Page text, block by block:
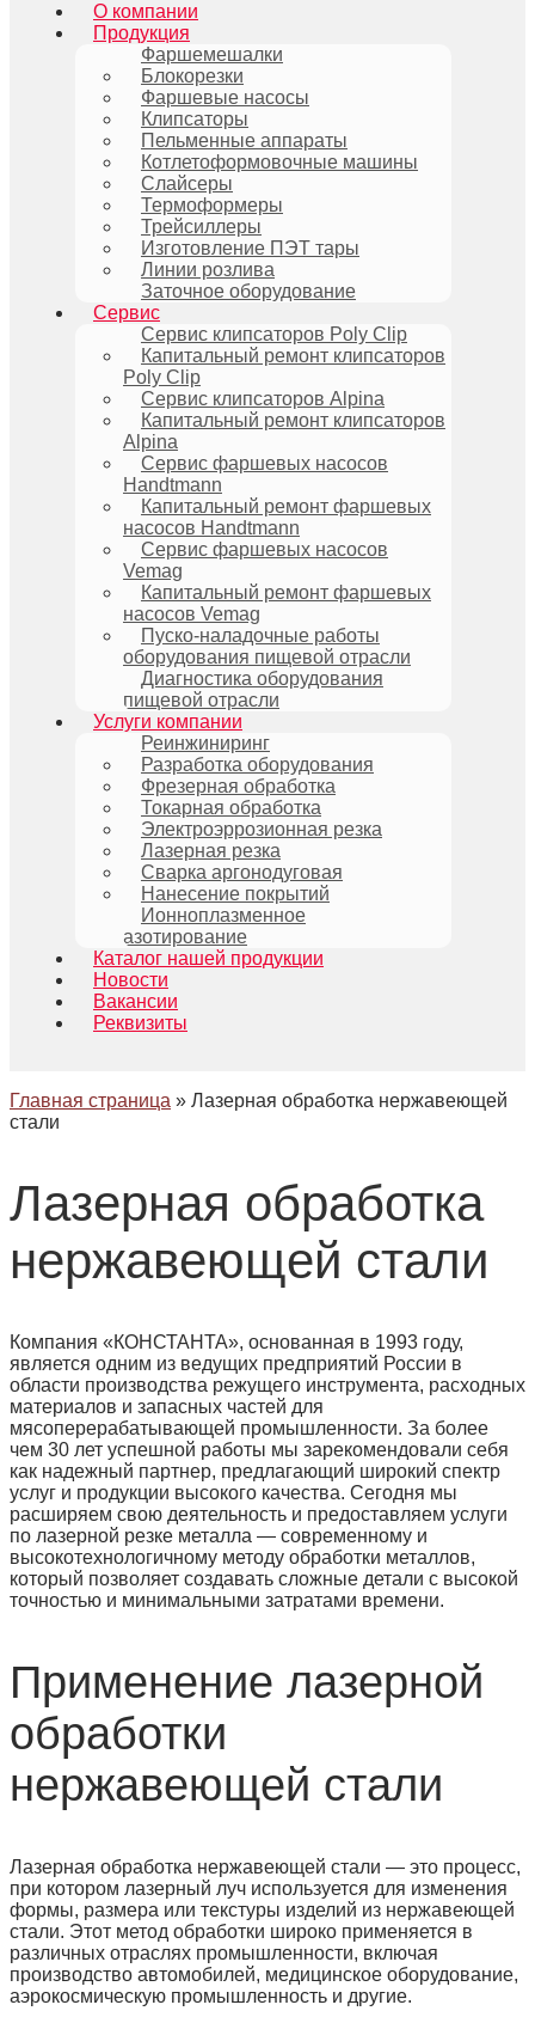
О компании
Продукция
Фаршемешалки
Блокорезки
Фаршевые насосы
Клипсаторы
Пельменные аппараты
Котлетоформовочные машины
Слайсеры
Термоформеры
Трейсиллеры
Изготовление ПЭТ тары
Линии розлива
Заточное оборудование
Сервис
Сервис клипсаторов Poly Clip
Капитальный ремонт клипсаторов
Poly Clip
Сервис клипсаторов Alpina
Капитальный ремонт клипсаторов
Alpina
Сервис фаршевых насосов
Handtmann
Капитальный ремонт фаршевых
насосов Handtmann
Сервис фаршевых насосов
Vemag
Капитальный ремонт фаршевых
насосов Vemag
Пуско-наладочные работы
оборудования пищевой отрасли
Диагностика оборудования
пищевой отрасли
Услуги компании
Реинжиниринг
Разработка оборудования
Фрезерная обработка
Токарная обработка
Электроэррозионная резка
Лазерная резка
Сварка аргонодуговая
Нанесение покрытий
Ионноплазменное
азотирование
Каталог нашей продукции
Новости
Вакансии
Реквизиты
Главная страница » Лазерная обработка нержавеющей
стали
Лазерная обработка
нержавеющей стали
Компания «КОНСТАНТА», основанная в 1993 году,
является одним из ведущих предприятий России в
области производства режущего инструмента, расходных
материалов и запасных частей для
мясоперерабатывающей промышленности. За более
чем 30 лет успешной работы мы зарекомендовали себя
как надежный партнер, предлагающий широкий спектр
услуг и продукции высокого качества. Сегодня мы
расширяем свою деятельность и предоставляем услуги
по лазерной резке металла — современному и
высокотехнологичному методу обработки металлов,
который позволяет создавать сложные детали с высокой
точностью и минимальными затратами времени.
Применение лазерной
обработки
нержавеющей стали
Лазерная обработка нержавеющей стали — это процесс,
при котором лазерный луч используется для изменения
формы, размера или текстуры изделий из нержавеющей
стали. Этот метод обработки широко применяется в
различных отраслях промышленности, включая
производство автомобилей, медицинское оборудование,
аэрокосмическую промышленность и другие.